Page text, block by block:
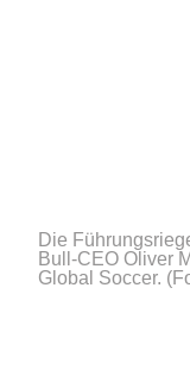
Die
Bull-CEO Oliver
Global Soccer.